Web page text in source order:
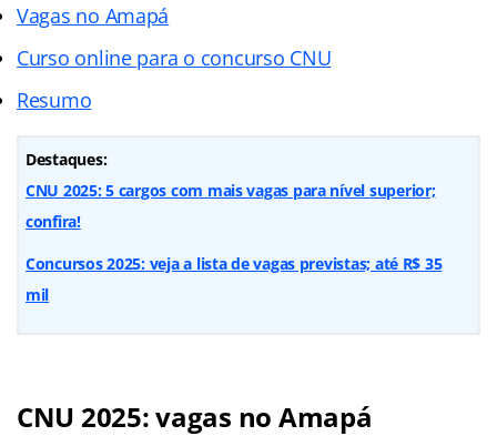
Vagas no Amapá
Curso online para o concurso CNU
Resumo
Destaques:
CNU 2025: 5 cargos com mais vagas para nível superior;
confira!
Concursos 2025: veja a lista de vagas previstas; até R$ 35
mil
CNU 2025: vagas no Amapá